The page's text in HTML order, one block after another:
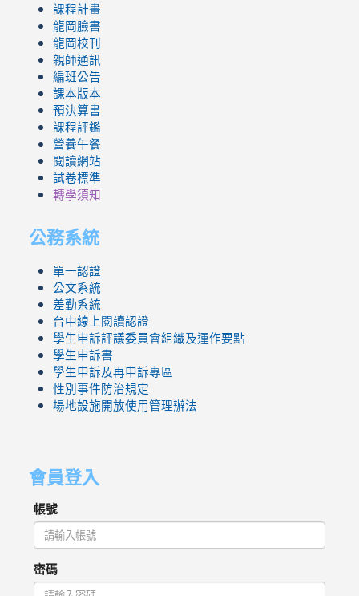
課程計畫
龍岡臉書
龍岡校刊
親師通訊
編班公告
課本版本
預決算書
課程評鑑
營養午餐
閱讀網站
試卷標準
轉學須知
公務系統
單一認證
公文系統
差勤系統
台中線上閱讀認證
學生申訴評議委員會組織及運作要點
學生申訴書
學生申訴及再申訴專區
性別事件防治規定
場地設施開放使用管理辦法
會員登入
帳號
密碼